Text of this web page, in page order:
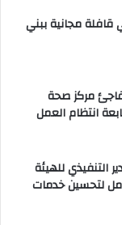
في قافلة مجانية ببني
مركز صحة
انتظام العمل
التنفيذي للهيئة
لتحسين خدمات